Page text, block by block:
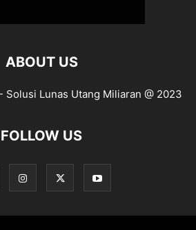
ABOUT US
Solusi Lunas Utang Miliaran @ 2023
FOLLOW US